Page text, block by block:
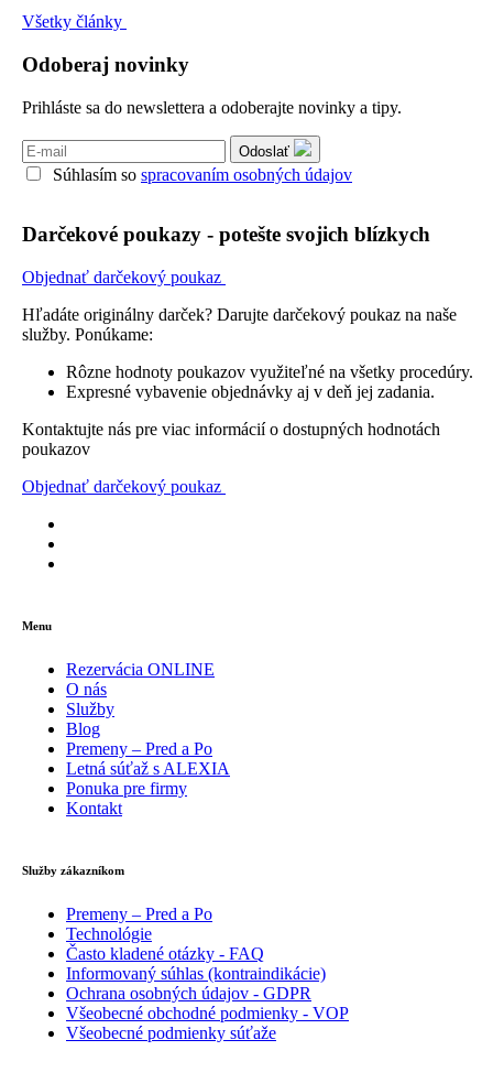
Všetky články
Odoberaj novinky
Prihláste sa do newslettera a odoberajte novinky a tipy.
Odoslať
Súhlasím so spracovaním osobných údajov
Darčekové poukazy - potešte svojich blízkych
Objednať darčekový poukaz
Hľadáte originálny darček? Darujte darčekový poukaz na naše
služby. Ponúkame:
Rôzne hodnoty poukazov využiteľné na všetky procedúry.
Expresné vybavenie objednávky aj v deň jej zadania.
Kontaktujte nás pre viac informácií o dostupných hodnotách
poukazov
Objednať darčekový poukaz
Menu
Rezervácia ONLINE
O nás
Služby
Blog
Premeny – Pred a Po
Letná súťaž s ALEXIA
Ponuka pre firmy
Kontakt
Služby zákazníkom
Premeny – Pred a Po
Technológie
Často kladené otázky - FAQ
Informovaný súhlas (kontraindikácie)
Ochrana osobných údajov - GDPR
Všeobecné obchodné podmienky - VOP
Všeobecné podmienky súťaže